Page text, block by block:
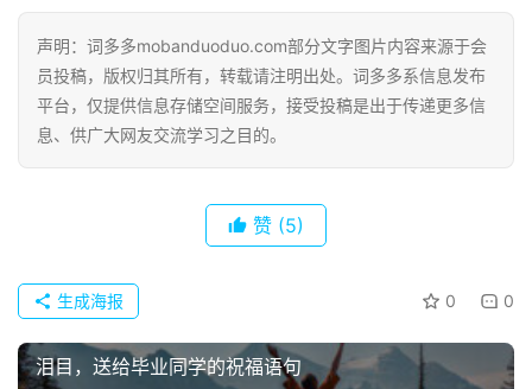
好
词
好
声明：词多多mobanduoduo.com部分文字图片内容来源于会
员投稿，版权归其所有，转载请注明出处。词多多系信息发布
平台，仅提供信息存储空间服务，接受投稿是出于传递更多信
息、供广大网友交流学习之目的。
赞 (5)
0 0
生成海报
泪目，送给毕业同学的祝福语句